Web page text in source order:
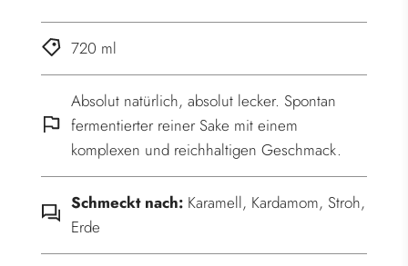
720 ml
Absolut natürlich, absolut lecker. Spontan
fermentierter reiner Sake mit einem
komplexen und reichhaltigen Geschmack.
Schmeckt nach: Karamell, Kardamom, Stroh,
Erde